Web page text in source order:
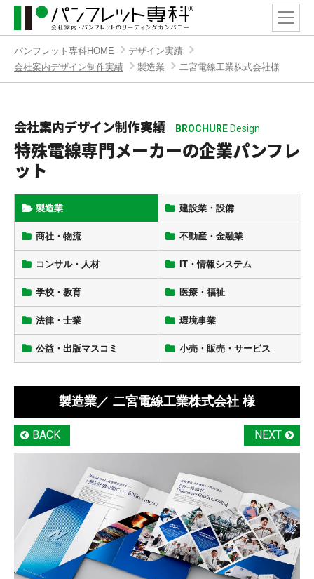
パンフレット専科HOME
デザイン実績
会社案内デザイン制作実績
製造業 二宮電線工業株式会社様
会社案内デザイン制作実績 BROCHURE Design
特殊電線専門メーカーの企業パンフレ
ット
製造業 建設業・設備
商社・物流 不動産・金融業
コンサル・人材 IT・情報システム
学校・教育 医療・福祉
法律・士業 環境事業
公益・出版マスコミ 小売・販売・サービス
製造業／ 二宮電線工業株式会社 様
BACK NEXT